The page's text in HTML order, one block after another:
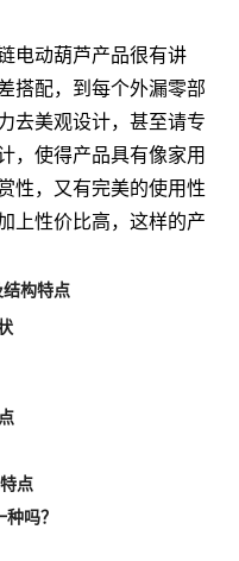
电动葫芦产品很有讲
搭配，到每个外漏零部
去美观设计，甚至请专
，使得产品具有像家用
性，又有完美的使用性
上性价比高，这样的产
构特点
点
吗？